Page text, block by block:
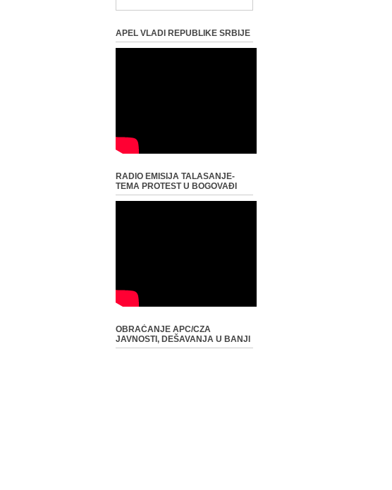
APEL VLADI REPUBLIKE SRBIJE
RADIO EMISIJA TALASANJE-
TEMA PROTEST U BOGOVAĐI
OBRAĆANJE APC/CZA
JAVNOSTI, DEŠAVANJA U BANJI